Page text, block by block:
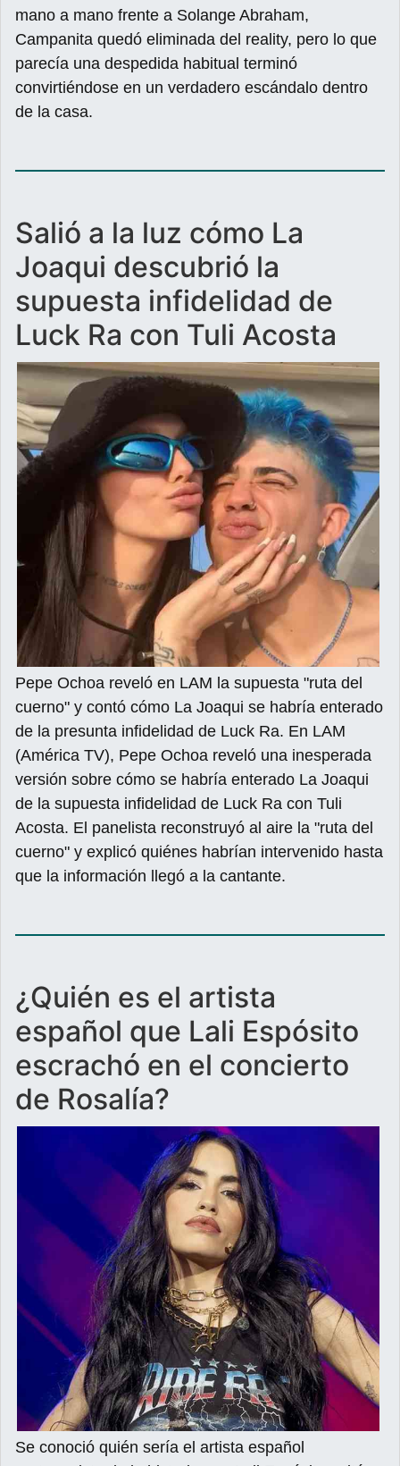
mano a mano frente a Solange Abraham,
Campanita quedó eliminada del reality, pero lo que
parecía una despedida habitual terminó
convirtiéndose en un verdadero escándalo dentro
de la casa.
Salió a la luz cómo La
Joaqui descubrió la
supuesta infidelidad de
Luck Ra con Tuli Acosta
Pepe Ochoa reveló en LAM la supuesta "ruta del
cuerno" y contó cómo La Joaqui se habría enterado
de la presunta infidelidad de Luck Ra. En LAM
(América TV), Pepe Ochoa reveló una inesperada
versión sobre cómo se habría enterado La Joaqui
de la supuesta infidelidad de Luck Ra con Tuli
Acosta. El panelista reconstruyó al aire la "ruta del
cuerno" y explicó quiénes habrían intervenido hasta
que la información llegó a la cantante.
¿Quién es el artista
español que Lali Espósito
escrachó en el concierto
de Rosalía?
Se conoció quién sería el artista español